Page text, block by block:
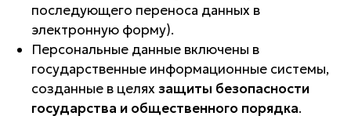
последующего переноса данных в
электронную форму).
Персональные данные включены в
государственные информационные системы,
созданные в целяхзащиты безопасности
государства и общественного порядка.